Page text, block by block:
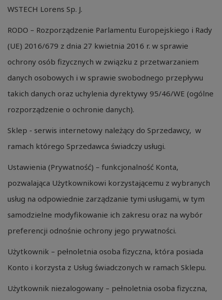
WSTECH Lorens Sp. J.
RODO – Rozporządzenie Parlamentu Europejskiego i Rady
(UE) 2016/679 z dnia 27 kwietnia 2016 r. w sprawie
ochrony osób fizycznych w związku z przetwarzaniem
danych osobowych i w sprawie swobodnego przepływu
takich danych oraz uchylenia dyrektywy 95/46/WE (ogólne
rozporządzenie o ochronie danych).
Sklep - serwis internetowy należący do Sprzedawcy, w
ramach którego Sprzedawca świadczy usługi.
Ustawienia (Prywatność) – funkcjonalność Konta,
pozwalająca Użytkownikowi korzystającemu z wybranych
usług na odpowiednie zarządzanie tymi usługami, w tym
samodzielne modyfikowanie ich zakresu oraz na wybór
preferencji odnośnie ochrony jego prywatności.
Użytkownik – pełnoletnia osoba fizyczna, która posiada
Konto i korzysta z Usług świadczonych w ramach Sklepu.
Użytkownik niezalogowany – pełnoletnia osoba fizyczna,